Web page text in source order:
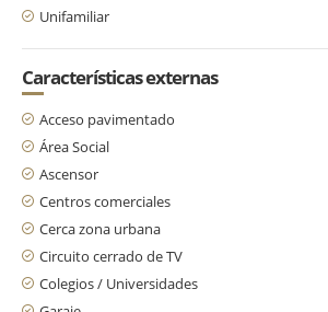
Unifamiliar
Características externas
Acceso pavimentado
Área Social
Ascensor
Centros comerciales
Cerca zona urbana
Circuito cerrado de TV
Colegios / Universidades